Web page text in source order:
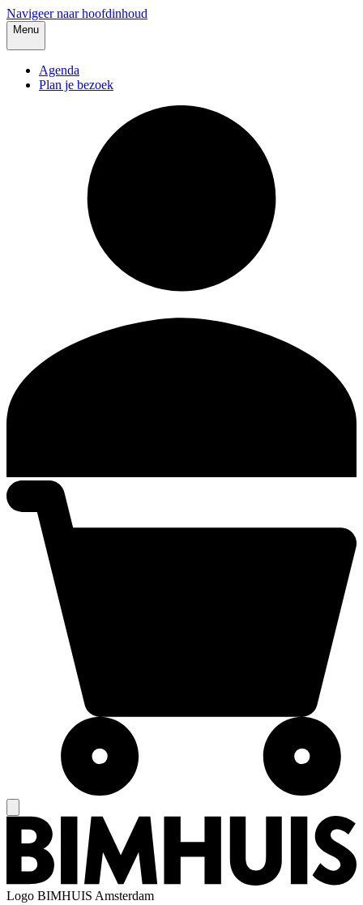
Navigeer naar hoofdinhoud
Menu
Agenda
Plan je bezoek
Logo BIMHUIS Amsterdam